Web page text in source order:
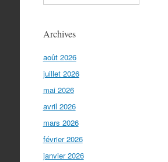
Archives
août 2026
juillet 2026
mai 2026
avril 2026
mars 2026
février 2026
janvier 2026